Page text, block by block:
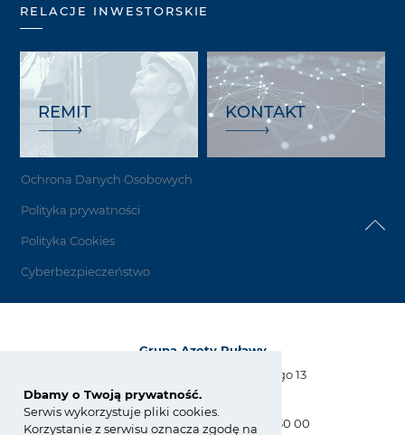
Dbamy o Twoją prywatność.
Serwis wykorzystuje pliki cookies.
Korzystanie z serwisu oznacza zgodę na
RELACJE INWESTORSKIE
REMIT KONTAKT
Ochrona Danych Osobowych
Polityka prywatności
Polityka Cookies
Cyberbezpieczeństwo
Grupa Azoty Puławy
Al. Tysiąclecia Państwa Polskiego 13
24-110 Puławy
tel.:+48 81 886 34 31, +48 81 565 30 00